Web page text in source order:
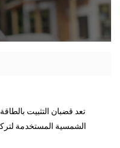
تعد قضبان التثبيت
الشمسية المستخدمة